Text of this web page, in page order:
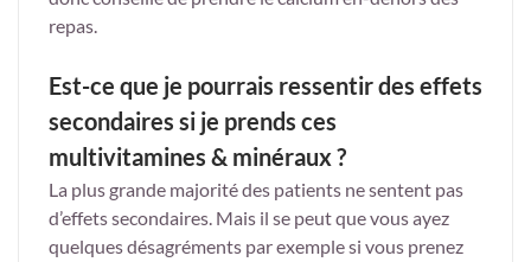
repas.
Est-ce que je pourrais ressentir des effets
secondaires si je prends ces
multivitamines & minéraux ?
La plus grande majorité des patients ne sentent pas
d’effets secondaires. Mais il se peut que vous ayez
quelques désagréments par exemple si vous prenez